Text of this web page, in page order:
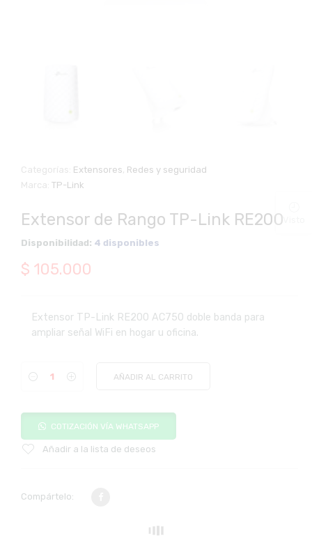
Categorías: Extensores Redes y seguridad
Marca:TP-Link
Extensor de Rango TP-Link RE200
Disponibilidad: 4 disponibles
$ 105.000
Extensor TP-Link RE200 AC750 doble banda para
ampliar señal WiFi en hogar u oficina.
AÑADIR AL CARRITO
COTIZACIÓN VÍA WHATSAPP
Añadir a la lista de deseos
Compártelo: